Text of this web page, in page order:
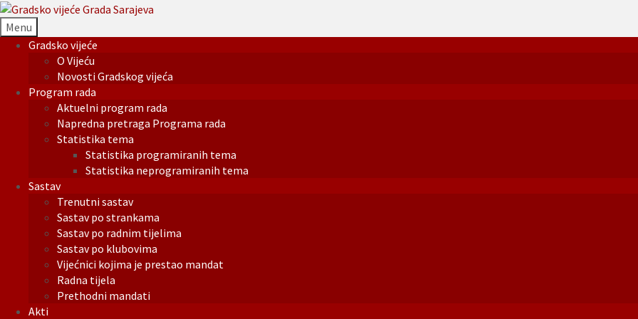
Menu
Gradsko vijeće
O Vijeću
Novosti Gradskog vijeća
Program rada
Aktuelni program rada
Napredna pretraga Programa rada
Statistika tema
Statistika programiranih tema
Statistika neprogramiranih tema
Sastav
Trenutni sastav
Sastav po strankama
Sastav po radnim tijelima
Sastav po klubovima
Vijećnici kojima je prestao mandat
Radna tijela
Prethodni mandati
Akti